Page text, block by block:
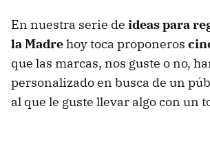
En nuestra serie de ideas para
la Madrehoy toca proponeros
que las marcas, nos guste o no,
personalizado en busca de un
al que le guste llevar algo con un